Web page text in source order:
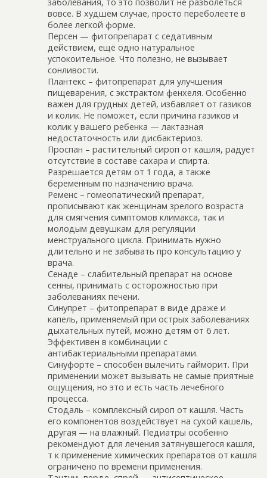
вовсе. В худшем случае, просто переболеете в
более легкой форме.
Персен — фитопрепарат с седативным
действием, ещё одно натуральное
успокоительное. Что полезно, не вызывает
сонливости.
Плантекс – фитопрепарат для улучшения
пищеварения, с экстрактом фенхеля. Особенно
важен для грудных детей, избавляет от газиков
и колик. Не поможет, если причина газиков и
колик у вашего ребенка — лактазная
недостаточность или дисбактериоз.
Проспан – растительный сироп от кашля, радует
отсутствие в составе сахара и спирта.
Разрешается детям от 1 года, а также
беременным по назначению врача.
Ременс – гомеопатический препарат,
прописывают как женщинам зрелого возраста
для смягчения симптомов климакса, так и
молодым девушкам для регуляции
менструального цикла. Принимать нужно
длительно и не забывать про консультацию у
врача.
Сенаде – слабительный препарат на основе
сенны, принимать с осторожностью при
заболеваниях печени.
Синупрет – фитопрепарат в виде драже и
капель, применяемый при острых заболеваниях
дыхательных путей, можно детям от 6 лет.
Эффективен в комбинации с
антибактериальными препаратами.
Синуфорте – способен вылечить гайморит. При
применении может вызывать не самые приятные
ощущения, но это и есть часть лечебного
процесса.
Стодаль – комплексный сироп от кашля. Часть
его компонентов воздействует на сухой кашель,
другая — на влажный. Педиaтры особенно
рекомендуют для лечения затянувшегося кашля,
т к применение химических препаратов от кашля
ограничено по времени применения.